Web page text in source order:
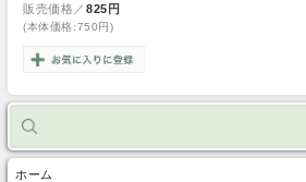
販売価格／825円
(本体価格:750円)
ホーム